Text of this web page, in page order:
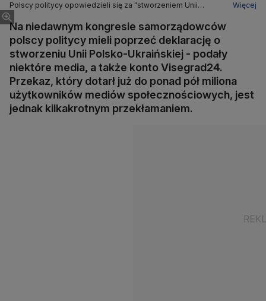
Polscy politycy opowiedzieli się za "stworzeniem Unii
Polsko-Ukraińskiej"? Piętrowe przekłamanie
Więcej
Na niedawnym kongresie samorządowców
polscy politycy mieli poprzeć deklarację o
stworzeniu Unii Polsko-Ukraińskiej - podały
niektóre media, a także konto Visegrad24.
Przekaz, który dotarł już do ponad pół miliona
użytkowników mediów społecznościowych, jest
jednak kilkakrotnym przekłamaniem.